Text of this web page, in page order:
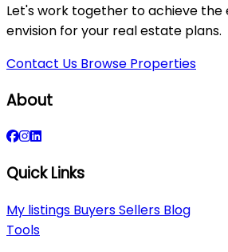
Let's work together to achieve the
envision for your real estate plans.
Contact Us Browse Properties
About
Quick Links
My listings BuyersSellers Blog
Tools